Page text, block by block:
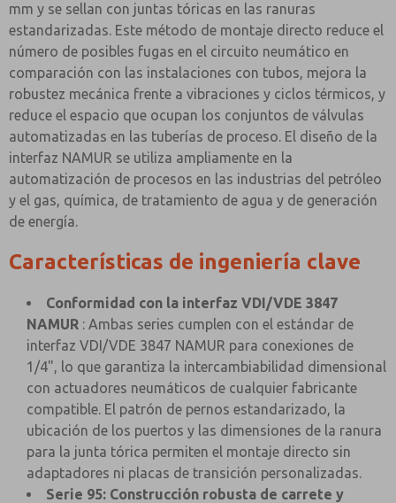
mm y se sellan con juntas tóricas en las ranuras
estandarizadas. Este método de montaje directo reduce el
número de posibles fugas en el circuito neumático en
comparación con las instalaciones con tubos, mejora la
robustez mecánica frente a vibraciones y ciclos térmicos, y
reduce el espacio que ocupan los conjuntos de válvulas
automatizadas en las tuberías de proceso. El diseño de la
interfaz NAMUR se utiliza ampliamente en la
automatización de procesos en las industrias del petróleo
y el gas, química, de tratamiento de agua y de generación
de energía.
Características de ingeniería clave
Conformidad con la interfaz VDI/VDE 3847
NAMUR : Ambas series cumplen con el estándar de
interfaz VDI/VDE 3847 NAMUR para conexiones de
1/4", lo que garantiza la intercambiabilidad dimensional
con actuadores neumáticos de cualquier fabricante
compatible. El patrón de pernos estandarizado, la
ubicación de los puertos y las dimensiones de la ranura
para la junta tórica permiten el montaje directo sin
adaptadores ni placas de transición personalizadas.
Serie 95: Construcción robusta de carrete y